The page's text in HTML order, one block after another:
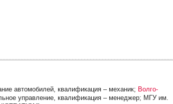
автомобилей, квалификация – механик; Волго-
управление, квалификация – менеджер; МГУ им.